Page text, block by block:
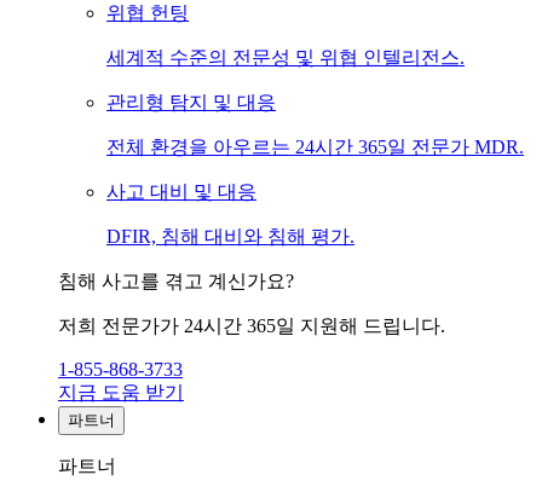
위협 헌팅
세계적 수준의 전문성 및 위협 인텔리전스.
관리형 탐지 및 대응
전체 환경을 아우르는 24시간 365일 전문가 MDR.
사고 대비 및 대응
DFIR, 침해 대비와 침해 평가.
침해 사고를 겪고 계신가요?
저희 전문가가 24시간 365일 지원해 드립니다.
1-855-868-3733
지금 도움 받기
파트너
파트너